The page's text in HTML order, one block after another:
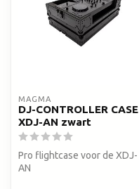
MAGMA
DJ-CONTROLLER CASE
XDJ-AN zwart
Pro flightcase voor de XDJ-
AN